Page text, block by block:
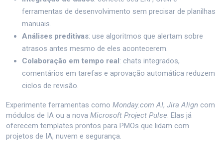
ferramentas de desenvolvimento sem precisar de planilhas
manuais.
Análises preditivas: use algoritmos que alertam sobre
atrasos antes mesmo de eles acontecerem.
Colaboração em tempo real: chats integrados,
comentários em tarefas e aprovação automática reduzem
ciclos de revisão.
Experimente ferramentas como Monday.com AI, Jira Align com
módulos de IA ou a nova Microsoft Project Pulse. Elas já
oferecem templates prontos para PMOs que lidam com
projetos de IA, nuvem e segurança.